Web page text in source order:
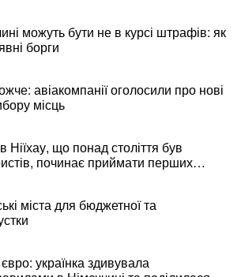
можуть бути не в курсі штрафів: як
борги
авіакомпанії оголосили про нові
місць
Ніїхау, що понад століття був
починає приймати перших
міста для бюджетної та
українка здивувала